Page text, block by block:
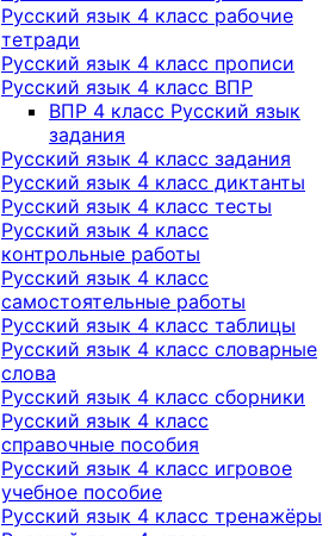
Русский язык 4 класс рабочие
тетради
Русский язык 4 класс прописи
Русский язык 4 класс ВПР
ВПР 4 класс Русский язык
задания
Русский язык 4 класс задания
Русский язык 4 класс диктанты
Русский язык 4 класс тесты
Русский язык 4 класс
контрольные работы
Русский язык 4 класс
самостоятельные работы
Русский язык 4 класс таблицы
Русский язык 4 класс словарные
слова
Русский язык 4 класс сборники
Русский язык 4 класс
справочные пособия
Русский язык 4 класс игровое
учебное пособие
Русский язык 4 класс тренажёры